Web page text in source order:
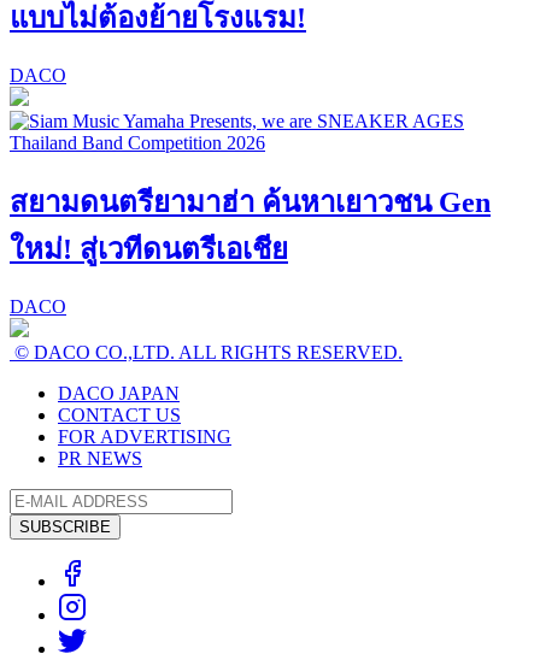
แบบไม่ต้องย้ายโรงแรม!
DACO
สยามดนตรียามาฮ่า ค้นหาเยาวชน Gen
ใหม่! สู่เวทีดนตรีเอเชีย
DACO
© DACO CO.,LTD. ALL RIGHTS RESERVED.
DACO JAPAN
CONTACT US
FOR ADVERTISING
PR NEWS